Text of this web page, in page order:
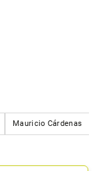
Mauricio Cárdenas